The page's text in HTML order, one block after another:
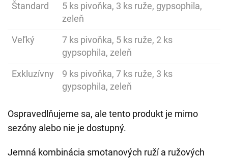
Štandard
5 ks pivoňka, 3 ks ruže, gypsophila,
zeleň
Veľký
7 ks pivoňka, 5 ks ruže, 2 ks
gypsophila, zeleň
Exkluzívny
9 ks pivoňka, 7 ks ruže, 3 ks
gypsophila, zeleň
Ospravedlňujeme sa, ale tento produkt je mimo
sezóny alebo nie je dostupný.
Jemná kombinácia smotanových ruží a ružových